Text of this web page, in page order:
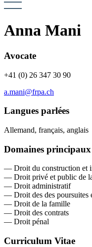
Anna Mani
Avocate
+41 (0) 26 347 30 90
a.mani@frpa.ch
Langues parlées
Allemand, français, anglais
Domaines principaux
Droit du construction et
Droit privé et public de
Droit administratif
Droit des des poursuites
Droit de la famille
Droit des contrats
Droit pénal
Curriculum Vitae